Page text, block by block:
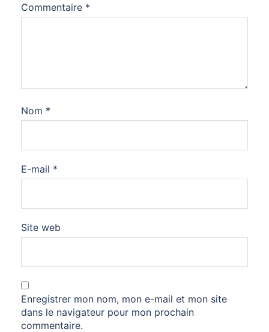
Commentaire *
Nom *
E-mail *
Site web
Enregistrer mon nom, mon e-mail et mon site
dans le navigateur pour mon prochain
commentaire.